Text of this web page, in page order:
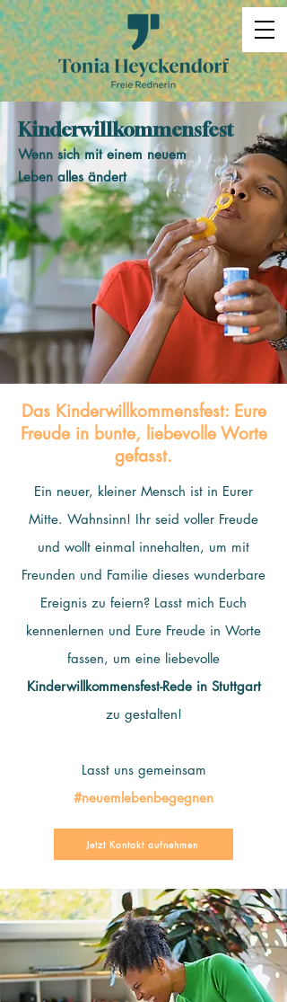
Kinderwillkommensfest
Wenn sich mit einem neuem
Leben alles ändert
Das Kinderwillkommensfest: Eure
Freude in bunte, liebevolle Worte
gefasst.
Ein neuer, kleiner Mensch ist in Eurer
Mitte. Wahnsinn! Ihr seid voller Freude
und wollt einmal innehalten, um mit
Freunden und Familie dieses wunderbare
Ereignis zu feiern? Lasst mich Euch
kennenlernen und Eure Freude in Worte
fassen, um eine liebevolle
Kinderwillkommensfest-Rede in Stuttgart
zu gestalten!
Lasst uns gemeinsam
#neuemlebenbegegnen
Jetzt Kontakt aufnehmen